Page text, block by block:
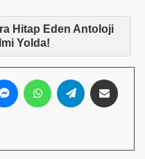
Hitap Eden Antoloji
Yolda!
MessengerWhatsAppTelegram